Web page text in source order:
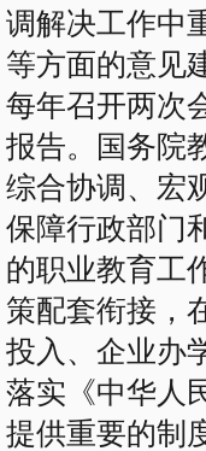
调解决工作中
等方面的意见
每年召开两次
报告。国务院
综合协调、宏
保障行政部门
的职业教育工
策配套衔接，
投入、企业办
落实《中华人
提供重要的制